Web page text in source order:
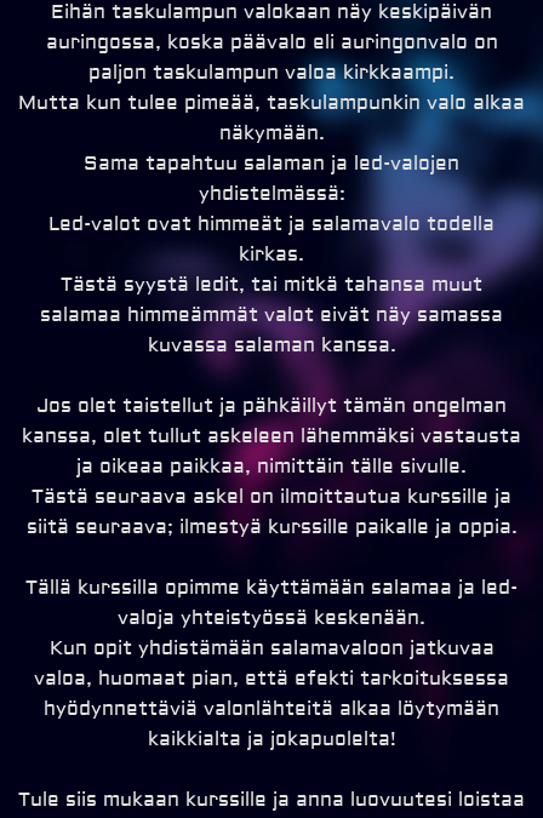
Eihän taskulampun valokaan näy keskipäivän
auringossa, koska päävalo eli auringonvalo on
paljon taskulampun valoa kirkkaampi.
Mutta kun tulee pimeää, taskulampunkin valo alkaa
näkymään.
Sama tapahtuu salaman ja led-valojen
yhdistelmässä:
Led-valot ovat himmeät ja salamavalo todella
kirkas.
Tästä syystä ledit, tai mitkä tahansa muut
salamaa himmeämmät valot eivät näy samassa
kuvassa salaman kanssa.
Jos olet taistellut ja pähkäillyt tämän ongelman
kanssa, olet tullut askeleen lähemmäksi vastausta
ja oikeaa paikkaa, nimittäin tälle sivulle.
Tästä seuraava askel on ilmoittautua kurssille ja
siitä seuraava; ilmestyä kurssille paikalle ja oppia.
Tällä kurssilla opimme käyttämään salamaa ja led-
valoja yhteistyössä keskenään.
Kun opit yhdistämään salamavaloon jatkuvaa
valoa, huomaat pian, että efekti tarkoituksessa
hyödynnettäviä valonlähteitä alkaa löytymään
kaikkialta ja jokapuolelta!
Tule siis mukaan kurssille ja anna luovuutesi loistaa